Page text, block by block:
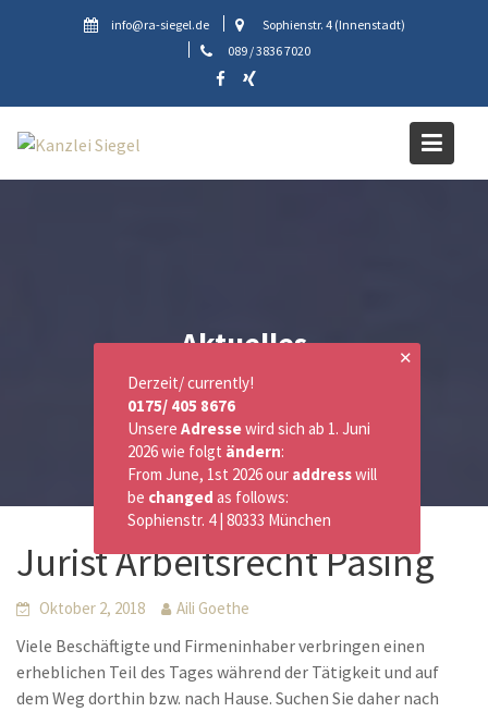
info@ra-siegel.de
Sophienstr. 4 (Innenstadt)
089 / 3836 7020
Aktuelles
Jurist Arbeitsrecht Pasing
Oktober 2, 2018 Aili Goethe
Viele Beschäftigte und Firmeninhaber verbringen einen
erheblichen Teil des Tages während der Tätigkeit und auf
dem Weg dorthin bzw. nach Hause. Suchen Sie daher nach
✕
Derzeit/ currently!
0175/ 405 8676
Unsere Adressewird sich ab 1. Juni
2026 wie folgt ändern:
From June, 1st 2026 our addresswill
be changed as follows:
Sophienstr. 4 | 80333 München